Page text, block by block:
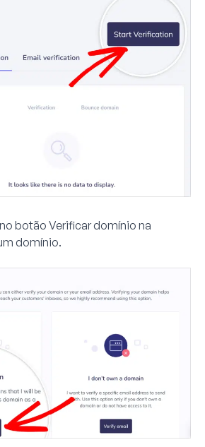
botão Verificar domínio na
domínio.